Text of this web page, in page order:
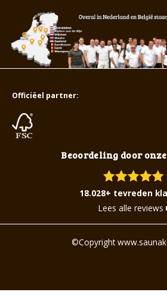
Beoordeling door
18.028+ tevreden
Lees alle reviews
Officiëel partner:
©Copyright